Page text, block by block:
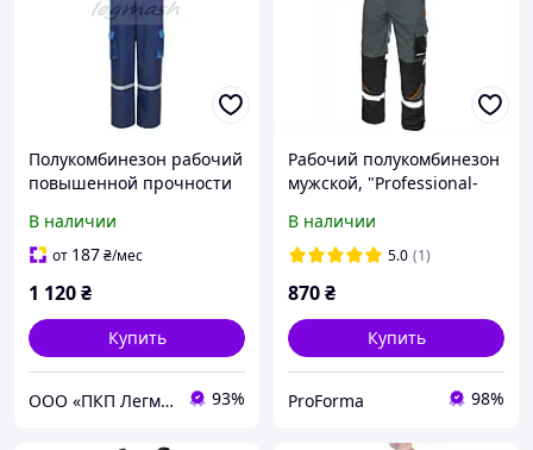
Полукомбинезон рабочий
повышенной прочности
В наличии
от 187₴/мес
1 120₴
Купить
ООО «ПКП Легмаш» 93%
Рабочий полукомбинезон
мужской, "Professional-
35% Хлопка
В наличии
5.0 (1)
870₴
Купить
ProForma 98%